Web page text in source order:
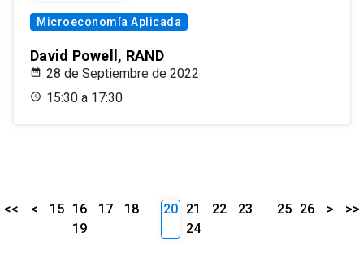
Microeconomía Aplicada
David Powell, RAND
28 de Septiembre de 2022
15:30 a 17:30
<< < 15 16 17
18
19
20 21 22
23
24
25 26 > >>